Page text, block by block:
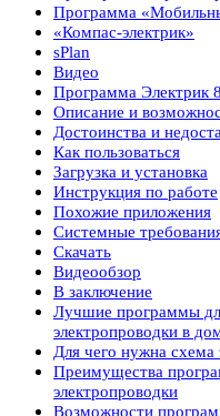
Программа
«Компас-электрик»
sPlan
Видео
Программа Электрик
Описание и
Достоинства и
Как пользоваться
Загрузка и установка
Инструкция по работе
Похожие приложения
Системные
Скачать
Видеообзор
В заключение
Лучшие программы
электропроводки в
Для чего нужна схема
Преимущества
электропроводки
Возможности